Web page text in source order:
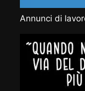
Annunci di